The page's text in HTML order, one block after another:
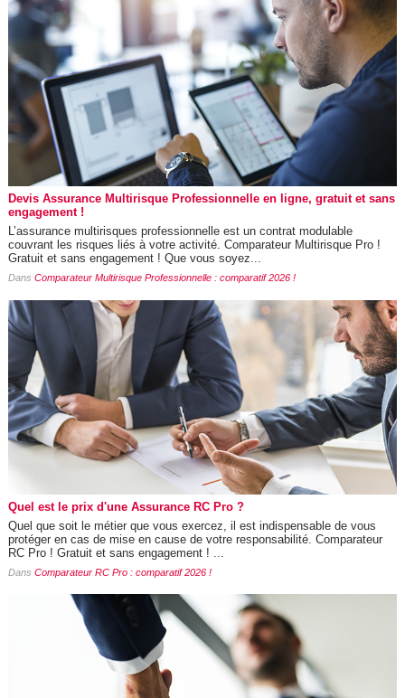
Devis Assurance Multirisque Professionnelle en ligne, gratuit et sans
engagement !
L’assurance multirisques professionnelle est un contrat modulable
couvrant les risques liés à votre activité. Comparateur Multirisque Pro !
Gratuit et sans engagement ! Que vous soyez...
Dans Comparateur Multirisque Professionnelle : comparatif 2026 !
Quel est le prix d'une Assurance RC Pro ?
Quel que soit le métier que vous exercez, il est indispensable de vous
protéger en cas de mise en cause de votre responsabilité. Comparateur
RC Pro ! Gratuit et sans engagement ! ...
Dans Comparateur RC Pro : comparatif 2026 !